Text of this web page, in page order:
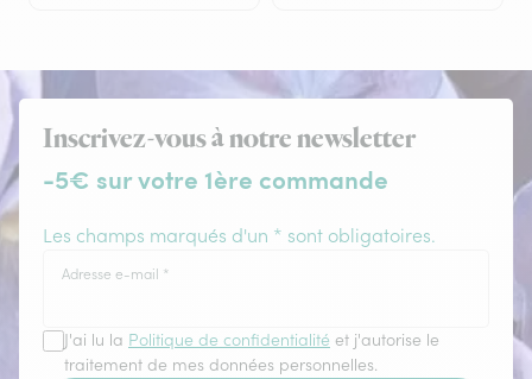
Inscrivez-vous à notre newsletter
-5€ sur votre 1ère commande
Les champs marqués d'un * sont obligatoires.
Adresse e-mail *
J'ai lu la Politique de confidentialité et j'autorise le
traitement de mes données personnelles.